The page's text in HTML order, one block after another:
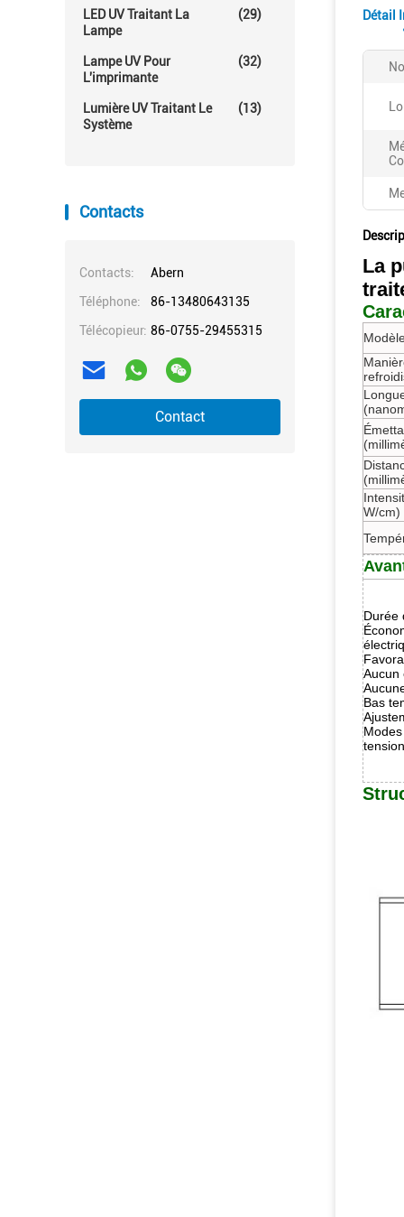
LED UV Traitant La
Lampe
(29)
Lampe UV Pour
L'imprimante
(32)
Lumière UV Traitant Le
Système
(13)
Contacts
Contacts:
Abern
Téléphone:
86-13480643135
Télécopieur: 86-0755-29455315
Contact
Détail
La
W/cm)
Durée
Aucun
Bas